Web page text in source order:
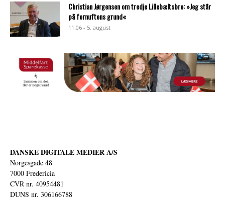
Christian Jørgensen om tredje Lillebæltsbro: »Jeg står
på fornuftens grund«
11:06 - 5. august
DANSKE DIGITALE MEDIER A/S
Norgesgade 48
7000 Fredericia
CVR nr. 40954481
DUNS nr. 306166788